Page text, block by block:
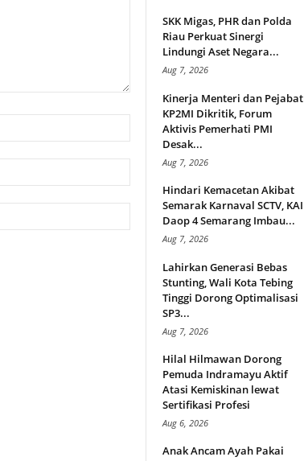
SKK Migas, PHR dan Polda
Riau Perkuat Sinergi
Lindungi Aset Negara...
Aug 7, 2026
Kinerja Menteri dan Pejabat
KP2MI Dikritik, Forum
Aktivis Pemerhati PMI
Desak...
Aug 7, 2026
Hindari Kemacetan Akibat
Semarak Karnaval SCTV, KAI
Daop 4 Semarang Imbau...
Aug 7, 2026
Lahirkan Generasi Bebas
Stunting, Wali Kota Tebing
Tinggi Dorong Optimalisasi
SP3...
Aug 7, 2026
Hilal Hilmawan Dorong
Pemuda Indramayu Aktif
Atasi Kemiskinan lewat
Sertifikasi Profesi
Aug 6, 2026
Anak Ancam Ayah Pakai